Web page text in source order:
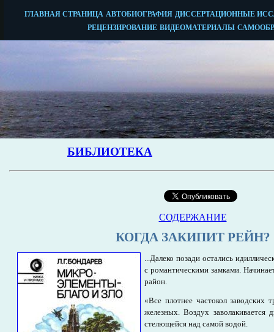
СОДЕРЖАНИЕ
КОГДА ЗАКИПИТ РЕЙН?
...Далеко позади остались
с романтическими замками.
район.
«Все плотнее частокол заводских
железных. Воздух
стелющейся над самой водой.